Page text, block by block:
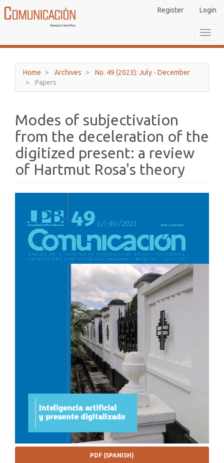
Navigation
Sidebar
Register Login
Home Archives
No. 49 (2023): July - December
Papers
Modes of subjectivation
from the deceleration of the
digitized present: a review
of Hartmut Rosa's theory
Sidebar
PDF (SPANISH)